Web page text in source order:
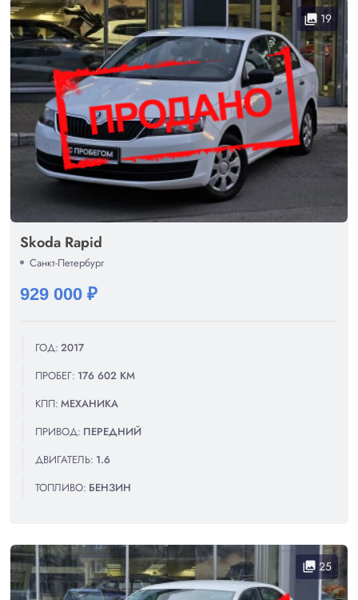
collections 19
Skoda Rapid
Санкт-Петербург
929 000 ₽
ГОД: 2017
ПРОБЕГ: 176 602 КМ
КПП: МЕХАНИКА
ПРИВОД: ПЕРЕДНИЙ
ДВИГАТЕЛЬ: 1.6
ТОПЛИВО: БЕНЗИН
collections 25